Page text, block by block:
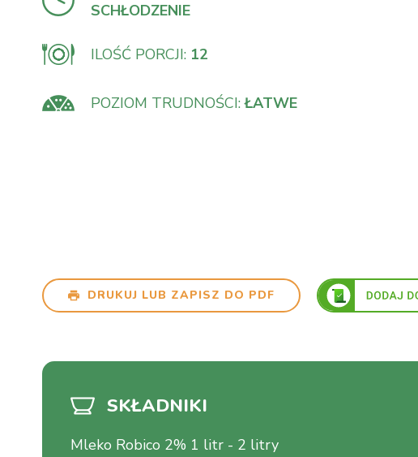
SCHŁODZENIE
ILOŚĆ PORCJI: 12
POZIOM TRUDNOŚCI: ŁATWE
DRUKUJ LUB ZAPISZ DO PDF
SKŁADNIKI
Mleko Robico 2% 1 litr - 2 litry